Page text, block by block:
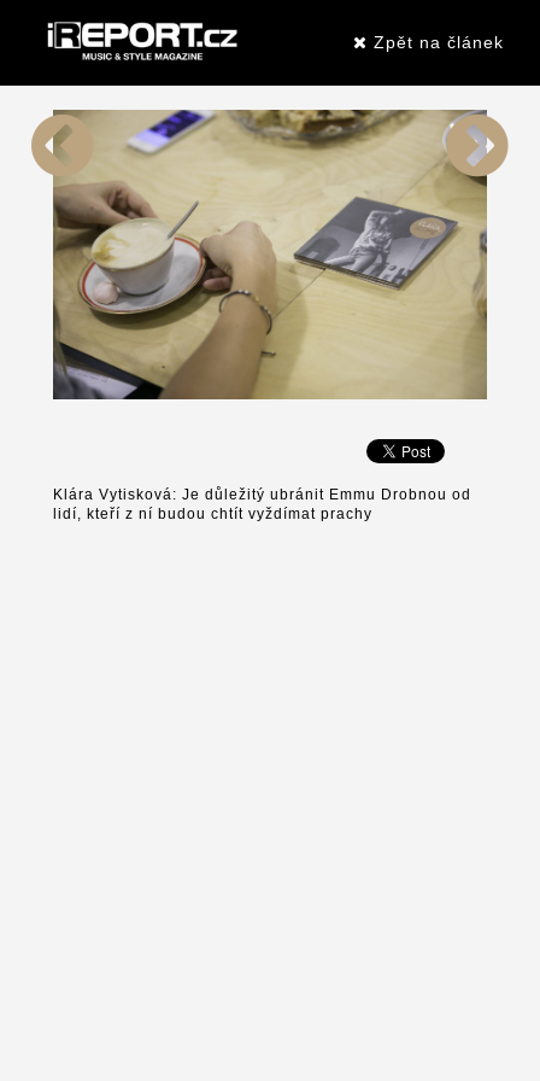
Zpět na článek
Klára Vytisková: Je důležitý ubránit Emmu Drobnou od
lidí, kteří z ní budou chtít vyždímat prachy